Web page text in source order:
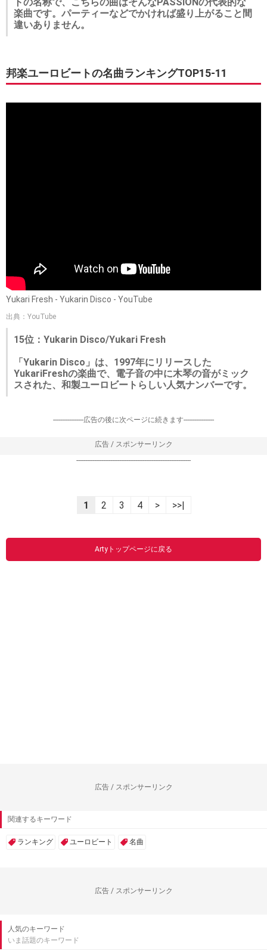
楽曲です。パーティーなどでかければ盛り上がること間
違いありません。
邦楽ユーロビートの名曲ランキングTOP15-11
Yukari Fresh - Yukarin Disco - YouTube
出典：YouTube
15位：Yukarin Disco/Yukari Fresh
「Yukarin Disco」は、1997年にリリースした
YukariFreshの楽曲で、電子音の中に木琴の音がミック
スされた、和製ユーロビートらしい人気ナンバーです。
-----------------広告の後に次ページに続きます-----------------
広告 / スポンサーリンク
----------------------------------------------------------------
1 2 3 4 > >>|
Artyトップページに戻る
広告 / スポンサーリンク
関連するキーワード
ランキング ユーロビート 名曲
広告 / スポンサーリンク
人気のキーワード
いま話題のキーワード